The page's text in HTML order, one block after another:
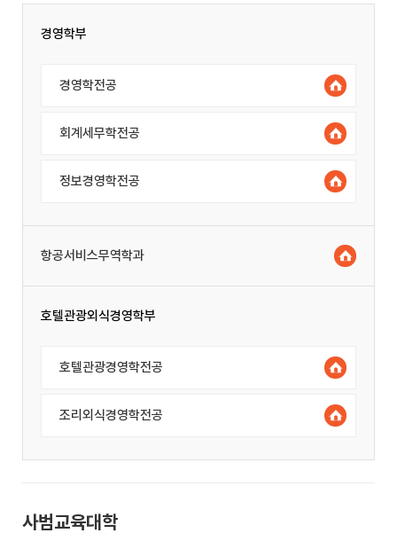
경영학부
경영학전공
회계세무학전공
정보경영학전공
항공서비스무역학과
호텔관광외식경영학부
호텔관광경영학전공
조리외식경영학전공
사범교육대학